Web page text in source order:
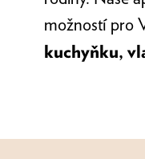
možností pro
kuchyňku,